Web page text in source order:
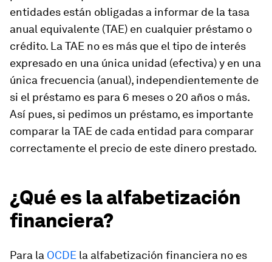
entidades están obligadas a informar de la tasa
anual equivalente (TAE) en cualquier préstamo o
crédito. La TAE no es más que el tipo de interés
expresado en una única unidad (efectiva) y en una
única frecuencia (anual), independientemente de
si el préstamo es para 6 meses o 20 años o más.
Así pues, si pedimos un préstamo, es importante
comparar la TAE de cada entidad para comparar
correctamente el precio de este dinero prestado.
¿Qué es la alfabetización
financiera?
Para la OCDE la alfabetización financiera no es